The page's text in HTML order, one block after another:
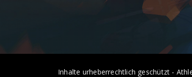
Inhalte urheberrechtlich geschützt -